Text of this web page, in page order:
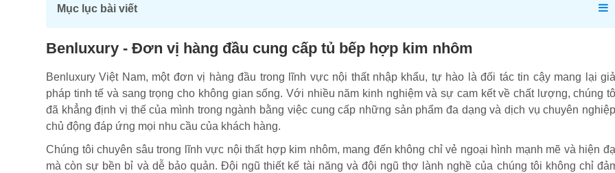
Mục lục bài viết
Benluxury - Đơn vị hàng đầu cung cấp tủ bếp hợp kim nhôm
Benluxury Việt Nam, một đơn vị hàng đầu trong lĩnh vực nội thất nhập khẩu, tự hào là đối tác tin cậy mang lại
pháp tinh tế và sang trọng cho không gian sống. Với nhiều năm kinh nghiệm và sự cam kết về chất lượng, chúng
đã khẳng định vị thế của mình trong ngành bằng việc cung cấp những sản phẩm đa dạng và dịch vụ chuyên
chủ động đáp ứng mọi nhu cầu của khách hàng.
Chúng tôi chuyên sâu trong lĩnh vực nội thất hợp kim nhôm, mang đến không chỉ vẻ ngoại hình mạnh mẽ và hiện
mà còn sự bền bỉ và dễ bảo quản. Đội ngũ thiết kế tài năng và đội ngũ thợ lành nghề của chúng tôi không chỉ